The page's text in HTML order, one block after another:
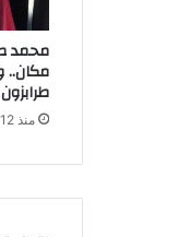
محمد
مكان..
منذ 12 ساعة